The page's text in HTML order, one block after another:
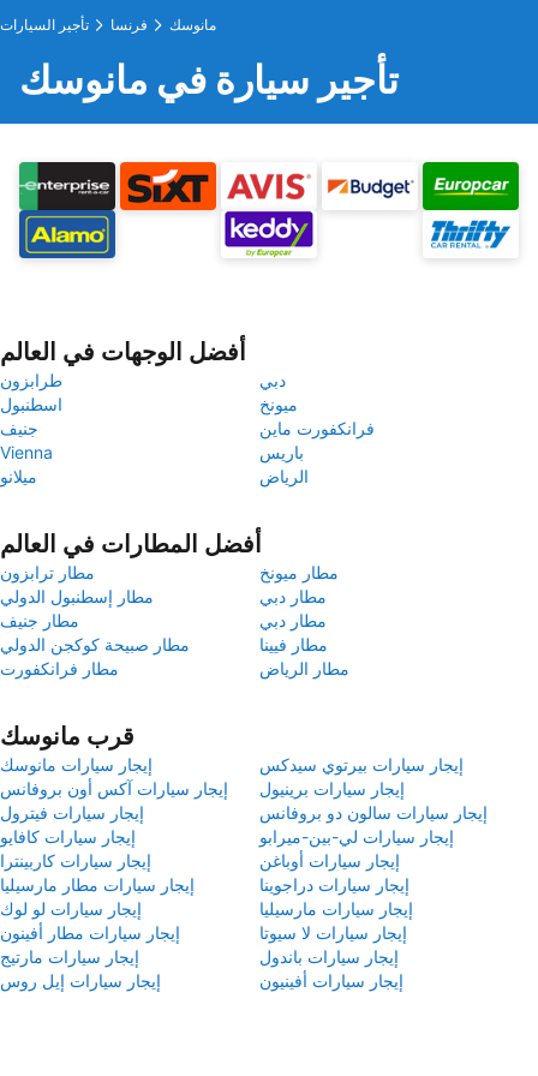
تأجير السيارات فرنسا مانوسك
تأجير سيارة في مانوسك
أفضل الوجهات في العالم
طرابزون
دبي
اسطنبول
ميونخ
جنيف
فرانكفورت ماين
Vienna
باريس
ميلانو
الرياض
أفضل المطارات في العالم
مطار ترابزون
مطار ميونخ
مطار إسطنبول الدولي
مطار دبي
مطار جنيف
مطار دبي
مطار صبيحة كوكجن الدولي
مطار فيينا
مطار فرانكفورت
مطار الرياض
قرب مانوسك
إيجار سيارات مانوسك
إيجار سيارات بيرتوي سيدكس
إيجار سيارات آكس أون بروفانس
إيجار سيارات برينيول
إيجار سيارات فيترول
إيجار سيارات سالون دو بروفانس
إيجار سيارات كافايو
إيجار سيارات لي-بين-ميرابو
إيجار سيارات كاربينترا
إيجار سيارات أوباغن
إيجار سيارات مطار مارسيليا
إيجار سيارات دراجوينا
إيجار سيارات لو لوك
إيجار سيارات مارسيليا
إيجار سيارات مطار أفينون
إيجار سيارات لا سيوتا
إيجار سيارات مارتيج
إيجار سيارات باندول
إيجار سيارات إيل روس
إيجار سيارات أفينيون